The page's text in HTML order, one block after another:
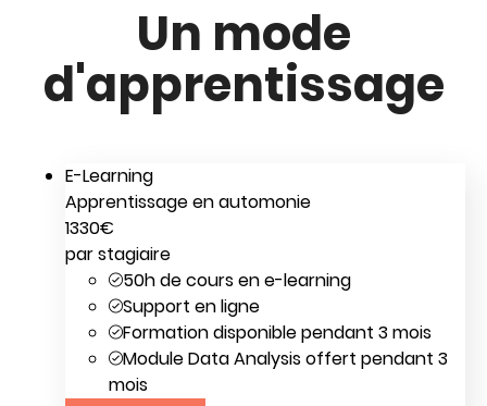
Un mode
d'apprentissage
E-Learning
Apprentissage en automonie
1330€
par stagiaire
50h de cours en e-learning
Support en ligne
Formation disponible pendant 3 mois
Module Data Analysis offert pendant 3
mois